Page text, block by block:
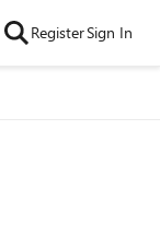
RegisterSign In